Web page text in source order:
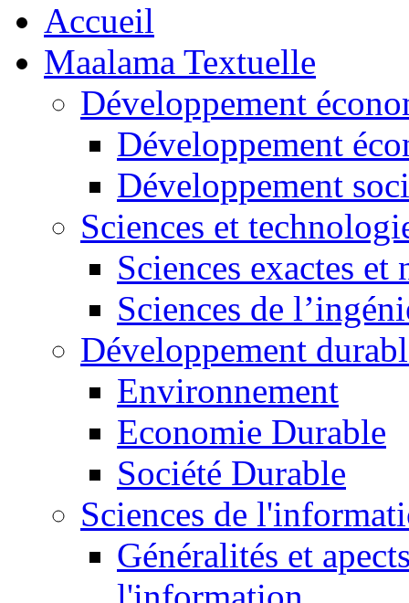
Accueil
Maalama Textuelle
Développement
Développement
Développement
Sciences et
Sciences exactes et
Sciences de
Développement
Environnement
Economie Durable
Société Durable
Sciences de
Généralités et